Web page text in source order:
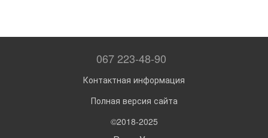
067 223-48-90
Контактная информация
Полная версия сайта
©2018-2025